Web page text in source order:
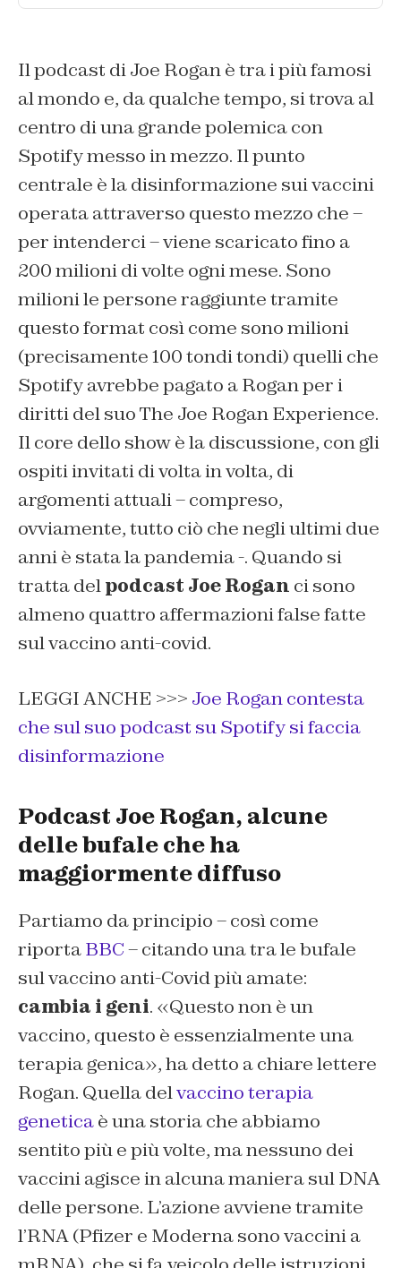
Il podcast di Joe Rogan è tra i più famosi
al mondo e, da qualche tempo, si trova al
centro di una grande polemica con
Spotify messo in mezzo. Il punto
centrale è la disinformazione sui vaccini
operata attraverso questo mezzo che –
per intenderci – viene scaricato fino a
200 milioni di volte ogni mese. Sono
milioni le persone raggiunte tramite
questo format così come sono milioni
(precisamente 100 tondi tondi) quelli che
Spotify avrebbe pagato a Rogan per i
diritti del suo The Joe Rogan Experience.
Il core dello show è la discussione, con gli
ospiti invitati di volta in volta, di
argomenti attuali – compreso,
ovviamente, tutto ciò che negli ultimi due
anni è stata la pandemia -. Quando si
tratta delpodcast Joe Rogan ci sono
almeno quattro affermazioni false fatte
sul vaccino anti-covid.
LEGGI ANCHE >>> Joe Rogan contesta
che sul suo podcast su Spotify si faccia
disinformazione
Podcast Joe Rogan, alcune
delle bufale che ha
maggiormente diffuso
Partiamo da principio – così come
riportaBBC– citando una tra le bufale
sul vaccino anti-Covid più amate:
cambia i geni. «Questo non è un
vaccino, questo è essenzialmente una
terapia genica», ha detto a chiare lettere
Rogan. Quella delvaccino terapia
geneticaè una storia che abbiamo
sentito più e più volte, ma nessuno dei
vaccini agisce in alcuna maniera sul DNA
delle persone. L’azione avviene tramite
l’RNA (Pfizer e Moderna sono vaccini a